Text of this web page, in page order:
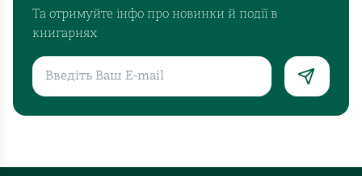
Та отримуйте інфо про новинки й події в
книгарнях